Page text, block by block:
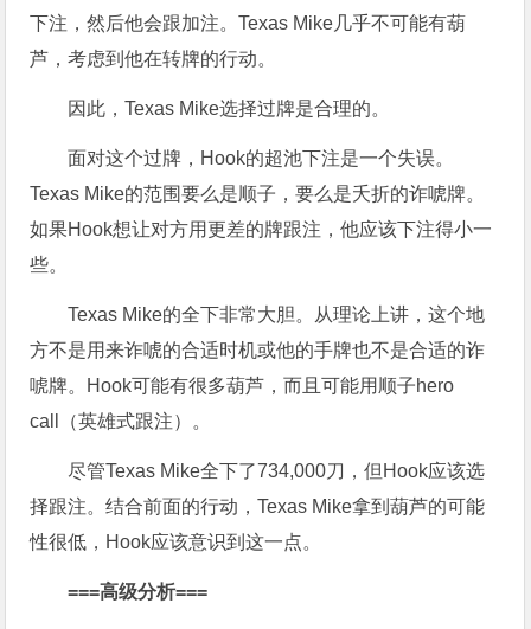
下注，然后他会跟加注。Texas Mike几乎不可能有葫
芦，考虑到他在转牌的行动。
因此，Texas Mike选择过牌是合理的。
面对这个过牌，Hook的超池下注是一个失误。
Texas Mike的范围要么是顺子，要么是夭折的诈唬牌。
如果Hook想让对方用更差的牌跟注，他应该下注得小一
些。
Texas Mike的全下非常大胆。从理论上讲，这个地
方不是用来诈唬的合适时机或他的手牌也不是合适的诈
唬牌。Hook可能有很多葫芦，而且可能用顺子hero
call（英雄式跟注）。
尽管Texas Mike全下了734,000刀，但Hook应该选
择跟注。结合前面的行动，Texas Mike拿到葫芦的可能
性很低，Hook应该意识到这一点。
===高级分析===